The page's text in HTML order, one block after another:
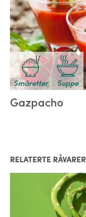
Småretter Suppe
Gazpacho
RELATERTE RÅVARER